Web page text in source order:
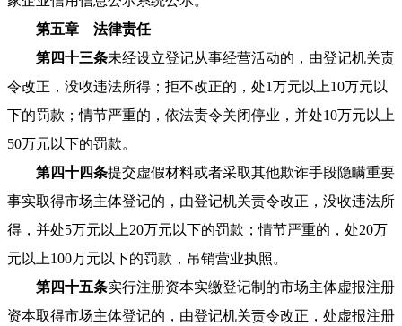
第五章 法律责任
第四十三条未经设立登记从事经营活动的，由登记机关责
令改正，没收违法所得；拒不改正的，处1万元以上10万元以
下的罚款；情节严重的，依法责令关闭停业，并处10万元以上
50万元以下的罚款。
第四十四条提交虚假材料或者采取其他欺诈手段隐瞒重要
事实取得市场主体登记的，由登记机关责令改正，没收违法所
得，并处5万元以上20万元以下的罚款；情节严重的，处20万
元以上100万元以下的罚款，吊销营业执照。
第四十五条实行注册资本实缴登记制的市场主体虚报注册
资本取得市场主体登记的，由登记机关责令改正，处虚报注册